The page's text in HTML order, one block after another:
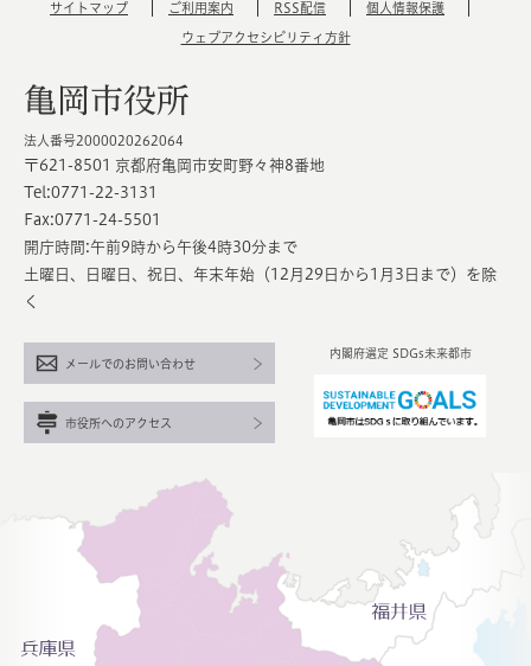
サイトマップ ご利用案内 RSS配信 個人情報保護
ウェブアクセシビリティ方針
亀岡市役所
法人番号2000020262064
〒621-8501 京都府亀岡市安町野々神8番地
Tel:0771-22-3131
Fax:0771-24-5501
開庁時間:午前9時から午後4時30分まで
土曜日、日曜日、祝日、年末年始（12月29日から1月3日まで）を除
く
内閣府選定 SDGs未来都市
メールでのお問い合わせ
市役所へのアクセス